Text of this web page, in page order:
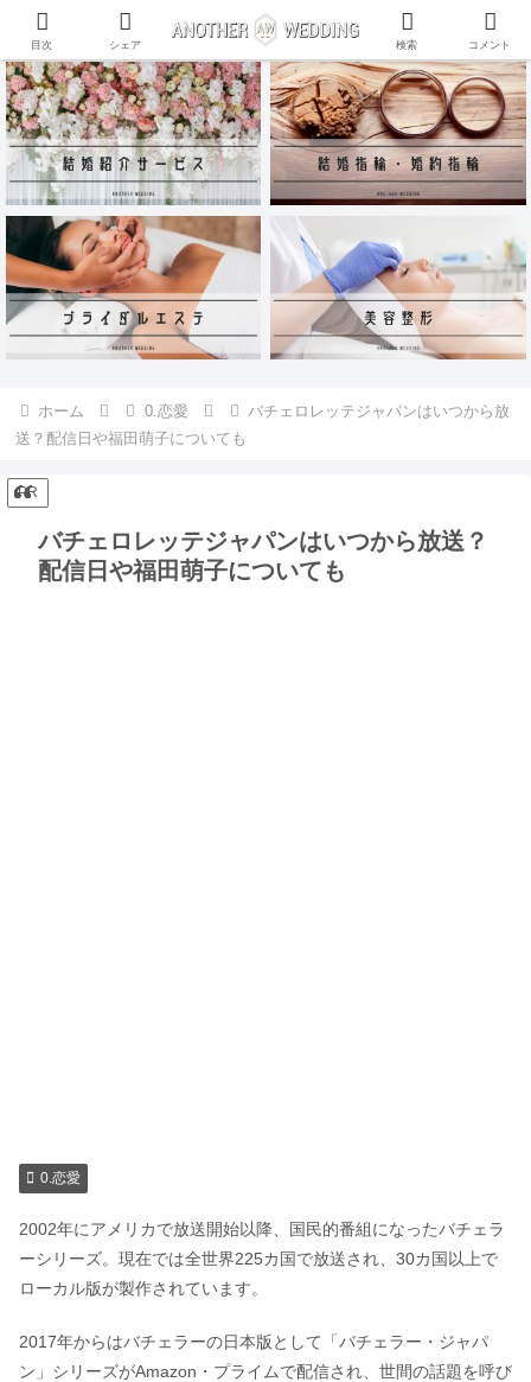
ANOTHER WEDDING~RING~のInstagramアカウントがリリース♪
ホーム 0.恋愛
バチェロレッテジャパンはいつから放
送？配信日や福田萌子についても
PR
バチェロレッテジャパンはいつから放送？
配信日や福田萌子についても
0.恋愛
2002年にアメリカで放送開始以降、国民的番組になったバチェラ
ーシリーズ。現在では全世界225カ国で放送され、30カ国以上で
ローカル版が製作されています。
2017年からはバチェラーの日本版として「バチェラー・ジャパ
ン」シリーズがAmazon・プライムで配信され、世間の話題を呼び
目次 シェア 検索 コメント